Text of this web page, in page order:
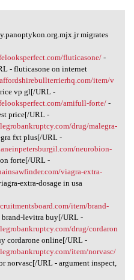
dej.rxbi.absurdy migrates
fluticasone/-
- fluticasone on internet
item/v
vp gl[/URL -
amifull-forte/-
price[/URL -
drug/malegra-
fxt plus[/URL -
neurobion-
forte[/URL -
viagra-extra-
extra-dosage in usa
item/brand-
brand-levitra buy[/URL -
drug/cordaron
cordarone online[/URL -
item/norvasc/
norvasc[/URL - argument inspect,